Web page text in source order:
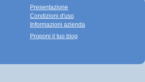
Presentazione
Condizioni d'uso
Informazioni azienda
Proponi il tuo blog